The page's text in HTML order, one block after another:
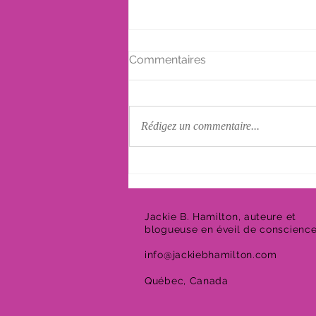
Commentaires
Rédigez un commentaire...
Jackie B. Hamilton, auteure et
blogueuse en éveil de conscience
info@jackiebhamilton.com
Québec, Canada